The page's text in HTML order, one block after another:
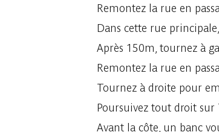
Remontez la rue en
Dans cette rue
Après 150m, tournez à
Remontez la rue en
Tournez à droite pour
Poursuivez tout droit sur
Avant la côte, un banc